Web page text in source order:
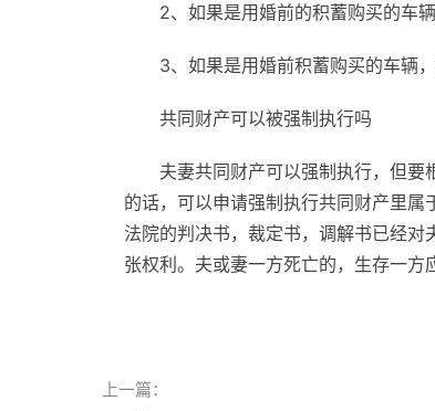
2、如果是用婚前的积蓄购买的车
3、如果是用婚前积蓄购买的车辆
共同财产可以被强制执行吗
夫妻共同财产可以强制执行，但
的话，可以申请强制执行共同财产里
法院的判决书，裁定书，调解书已经
张权利。夫或妻一方死亡的，生存一方
上一篇：